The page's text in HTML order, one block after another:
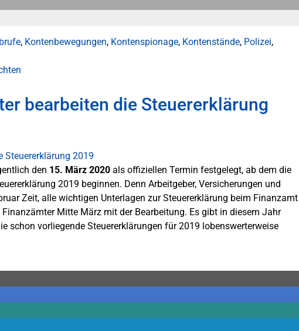
, Kontenbewegungen, Kontenspionage, Kontenstände, Polizei,
bearbeiten die Steuererklärung
den 15. März 2020 als offiziellen Termin festgelegt, ab dem die
2019 beginnen. Denn Arbeitgeber, Versicherungen und
Zeit, alle wichtigen Unterlagen zur Steuererklärung beim Finanzamt
Mitte März mit der Bearbeitung. Es gibt in diesem Jahr
schon vorliegende Steuererklärungen für 2019 lobenswerterweise